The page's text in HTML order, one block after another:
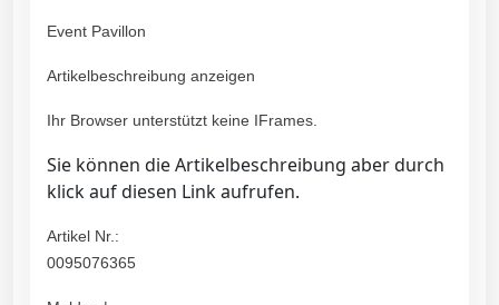
Event Pavillon
Artikelbeschreibung anzeigen
Ihr Browser unterstützt keine IFrames.
Sie können die Artikelbeschreibung aber durch
klick auf diesen Link aufrufen.
Artikel Nr.:
0095076365